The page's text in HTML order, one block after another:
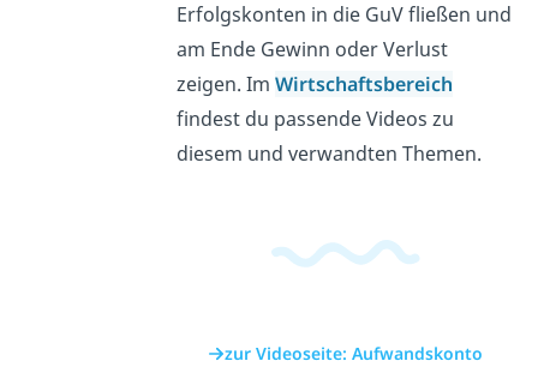
Erfolgskonten in die GuV fließen und
am Ende Gewinn oder Verlust
zeigen. ImWirtschaftsbereich
findest du passende Videos zu
diesem und verwandten Themen.
zur Videoseite: Aufwandskonto